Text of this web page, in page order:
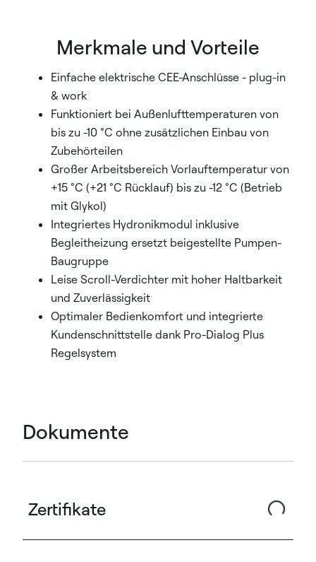
Merkmale und Vorteile
Einfache elektrische CEE-Anschlüsse - plug-in
& work
Funktioniert bei Außenlufttemperaturen von
bis zu -10 °C ohne zusätzlichen Einbau von
Zubehörteilen
Großer Arbeitsbereich Vorlauftemperatur von
+15 °C (+21 °C Rücklauf) bis zu -12 °C (Betrieb
mit Glykol)
Integriertes Hydronikmodul inklusive
Begleitheizung ersetzt beigestellte Pumpen-
Baugruppe
Leise Scroll-Verdichter mit hoher Haltbarkeit
und Zuverlässigkeit
Optimaler Bedienkomfort und integrierte
Kundenschnittstelle dank Pro-Dialog Plus
Regelsystem
Dokumente
Zertifikate